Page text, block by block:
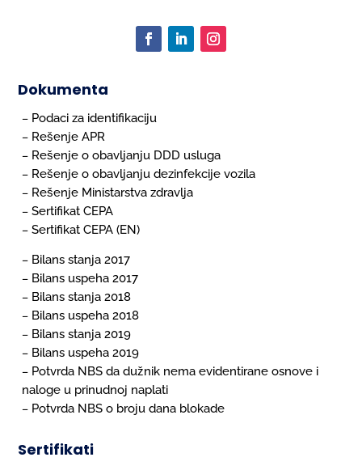
Dokumenta
– Podaci za identifikaciju
– Rešenje APR
– Rešenje o obavljanju DDD usluga
– Rešenje o obavljanju dezinfekcije vozila
– Rešenje Ministarstva zdravlja
–Sertifikat CEPA
–Sertifikat CEPA (EN)
– Bilans stanja 2017
– Bilans uspeha 2017
– Bilans stanja 2018
– Bilans uspeha 2018
– Bilans stanja 2019
– Bilans uspeha 2019
– Potvrda NBS da dužnik nema evidentirane osnove i
naloge u prinudnoj naplati
– Potvrda NBS o broju dana blokade
Sertifikati